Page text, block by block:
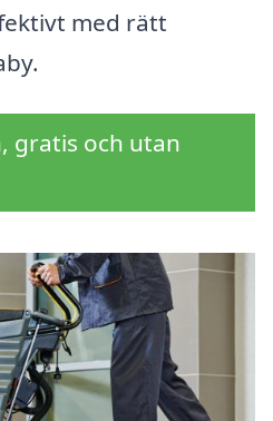
med rätt
gratis och utan